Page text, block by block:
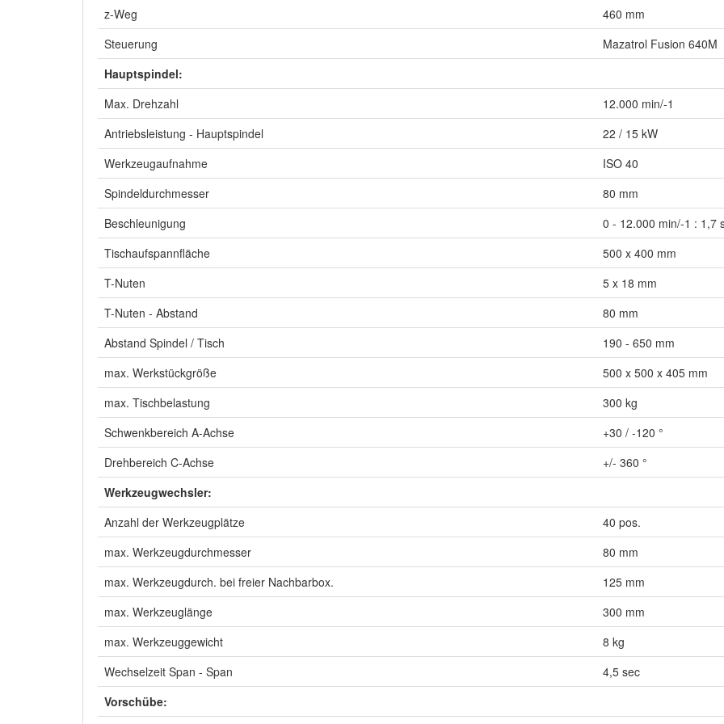
z-Weg
460 mm
Steuerung
Mazatrol Fusion 640M
Hauptspindel:
Max. Drehzahl
12.000 min/-1
Antriebsleistung - Hauptspindel
22 / 15 kW
Werkzeugaufnahme
ISO 40
Spindeldurchmesser
80 mm
Beschleunigung
0 - 12.000 min/-1 : 1,7
Tischaufspannfläche
500 x 400 mm
T-Nuten
5 x 18 mm
T-Nuten - Abstand
80 mm
Abstand Spindel / Tisch
190 - 650 mm
max. Werkstückgröße
500 x 500 x 405 mm
max. Tischbelastung
300 kg
Schwenkbereich A-Achse
+30 / -120 °
Drehbereich C-Achse
+/- 360 °
Werkzeugwechsler:
Anzahl der Werkzeugplätze
40 pos.
max. Werkzeugdurchmesser
80 mm
max. Werkzeugdurch. bei freier Nachbarbox.
125 mm
max. Werkzeuglänge
300 mm
max. Werkzeuggewicht
8 kg
Wechselzeit Span - Span
4,5 sec
Vorschübe: